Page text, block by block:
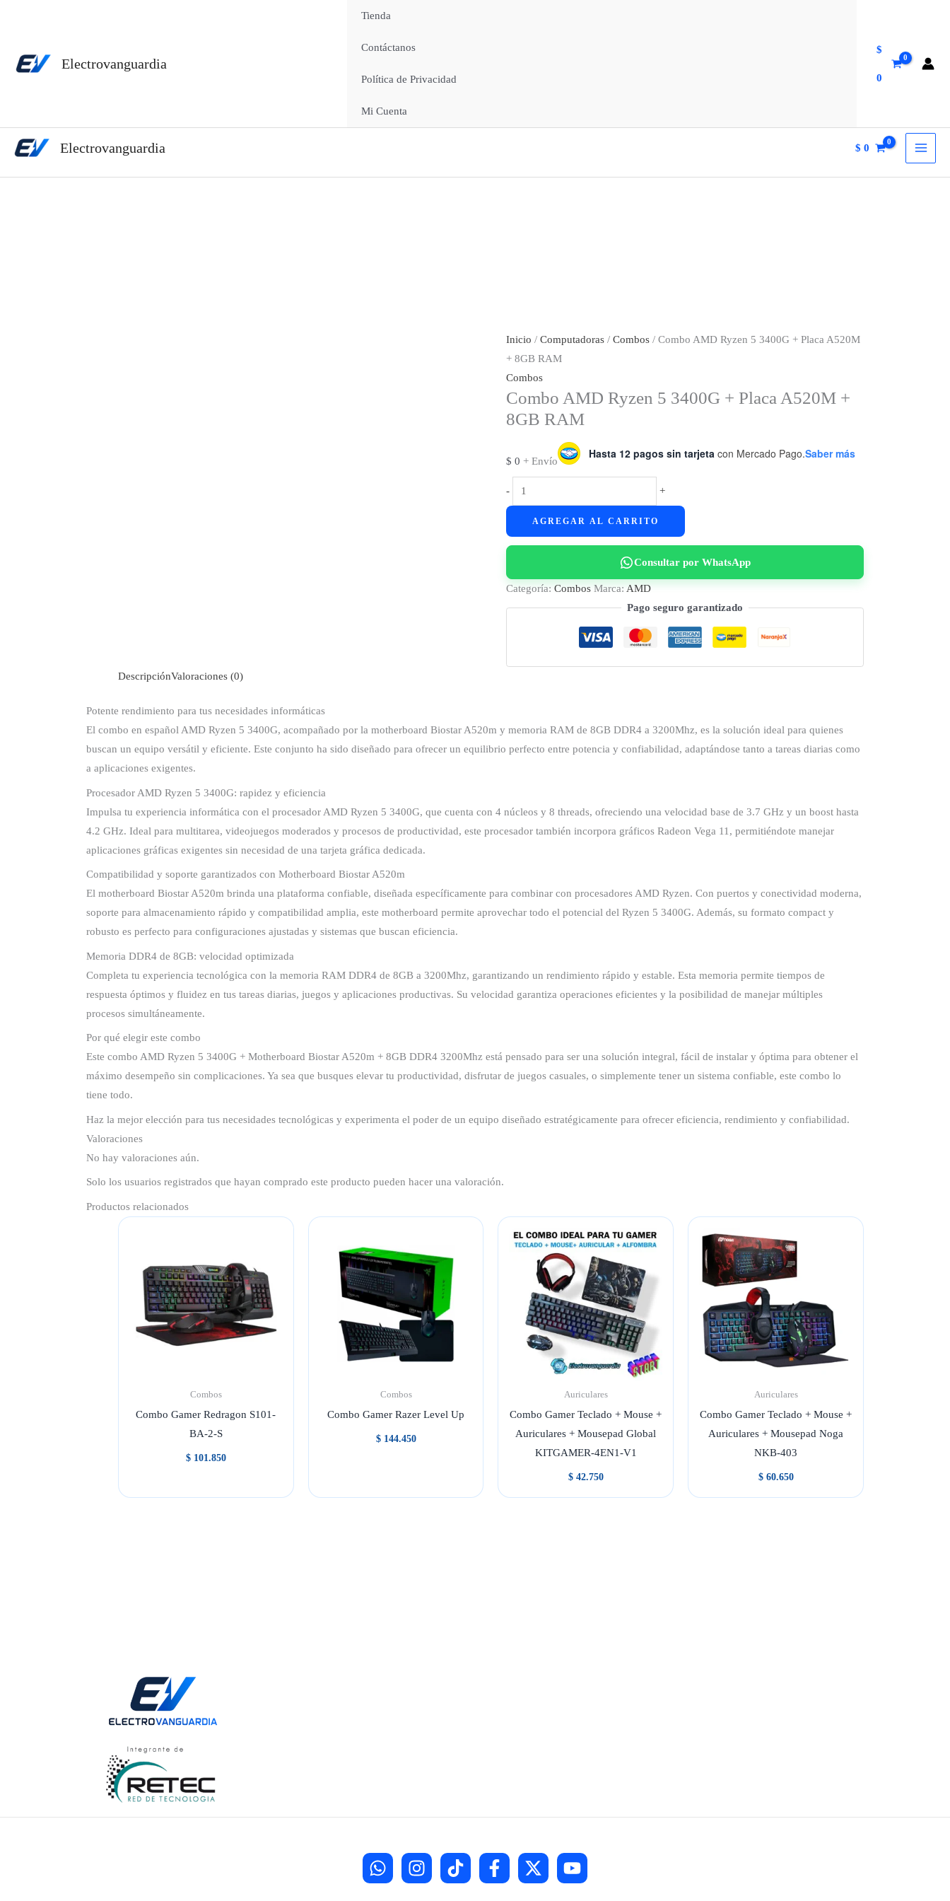
Electrovanguardia
Tienda
Contáctanos
Política de Privacidad
Mi Cuenta
$
0
Electrovanguardia $ 0
Inicio / Computadoras / Combos / Combo AMD Ryzen 5 3400G + Placa A520M
+ 8GB RAM
Combos
Combo AMD Ryzen 5 3400G + Placa A520M +
8GB RAM
$ 0 + Envío
Hasta 12 pagos sin tarjeta con Mercado Pago.Saber más
-
Combo
AMD
Ryzen
+
+
AGREGAR AL CARRITO
Consultar por WhatsApp
Categoría: Combos Marca: AMD
Pago seguro garantizado
DescripciónValoraciones (0)
Potente rendimiento para tus necesidades informáticas
El combo en español AMD Ryzen 5 3400G, acompañado por la motherboard Biostar A520m y memoria RAM de 8GB DDR4 a 3200Mhz, es la solución ideal para quienes
buscan un equipo versátil y eficiente. Este conjunto ha sido diseñado para ofrecer un equilibrio perfecto entre potencia y confiabilidad, adaptándose tanto a tareas diarias como
a aplicaciones exigentes.
Procesador AMD Ryzen 5 3400G: rapidez y eficiencia
Impulsa tu experiencia informática con el procesador AMD Ryzen 5 3400G, que cuenta con 4 núcleos y 8 threads, ofreciendo una velocidad base de 3.7 GHz y un boost hasta
4.2 GHz. Ideal para multitarea, videojuegos moderados y procesos de productividad, este procesador también incorpora gráficos Radeon Vega 11, permitiéndote manejar
aplicaciones gráficas exigentes sin necesidad de una tarjeta gráfica dedicada.
Compatibilidad y soporte garantizados con Motherboard Biostar A520m
El motherboard Biostar A520m brinda una plataforma confiable, diseñada específicamente para combinar con procesadores AMD Ryzen. Con puertos y conectividad moderna,
soporte para almacenamiento rápido y compatibilidad amplia, este motherboard permite aprovechar todo el potencial del Ryzen 5 3400G. Además, su formato compact y
robusto es perfecto para configuraciones ajustadas y sistemas que buscan eficiencia.
Memoria DDR4 de 8GB: velocidad optimizada
Completa tu experiencia tecnológica con la memoria RAM DDR4 de 8GB a 3200Mhz, garantizando un rendimiento rápido y estable. Esta memoria permite tiempos de
respuesta óptimos y fluidez en tus tareas diarias, juegos y aplicaciones productivas. Su velocidad garantiza operaciones eficientes y la posibilidad de manejar múltiples
procesos simultáneamente.
Por qué elegir este combo
Este combo AMD Ryzen 5 3400G + Motherboard Biostar A520m + 8GB DDR4 3200Mhz está pensado para ser una solución integral, fácil de instalar y óptima para obtener el
máximo desempeño sin complicaciones. Ya sea que busques elevar tu productividad, disfrutar de juegos casuales, o simplemente tener un sistema confiable, este combo lo
tiene todo.
Haz la mejor elección para tus necesidades tecnológicas y experimenta el poder de un equipo diseñado estratégicamente para ofrecer eficiencia, rendimiento y confiabilidad.
Valoraciones
No hay valoraciones aún.
Solo los usuarios registrados que hayan comprado este producto pueden hacer una valoración.
Productos relacionados
Combos
Combo Gamer Redragon S101-
BA-2-S
$101.850
Combos
Combo Gamer Razer Level Up
$144.450
Auriculares
Combo Gamer Teclado + Mouse +
Auriculares + Mousepad Global
KITGAMER-4EN1-V1
$42.750
Auriculares
Combo Gamer Teclado + Mouse +
Auriculares + Mousepad Noga
NKB-403
$60.650